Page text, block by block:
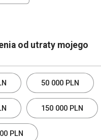
od utraty mojego
50 000 PLN
150 000 PLN
PLN